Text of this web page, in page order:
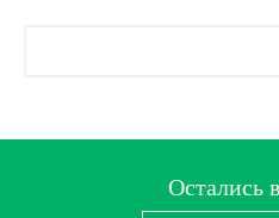
Остались